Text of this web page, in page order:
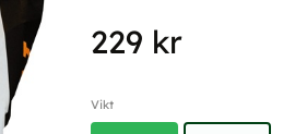
229 kr
Vikt